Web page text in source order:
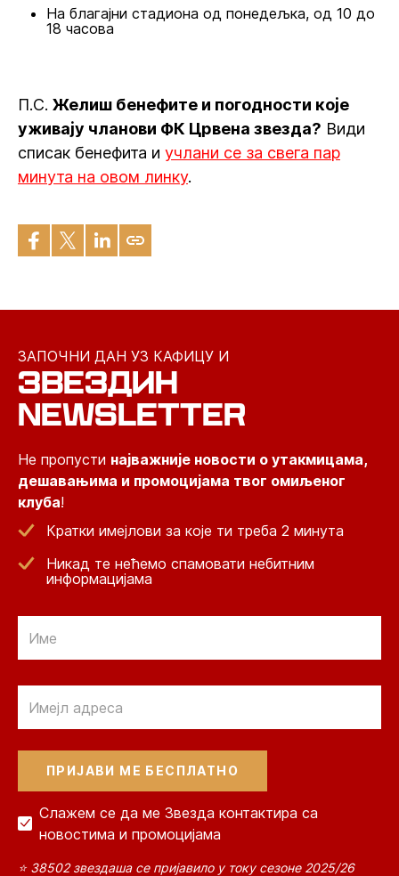
На благајни стадиона од понедељка, од 10 до
18 часова
П.С. Желиш бенефите и погодности које
уживају чланови ФК Црвена звезда? Види
списак бенефита и учлани се за свега пар
минута на овом линку.
ЗАПОЧНИ ДАН УЗ КАФИЦУ И
ЗВЕЗДИН
NEWSLETTER
Не пропусти најважније новости о утакмицама,
дешавањима и промоцијама твог омиљеног
клуба!
Кратки имејлови за које ти треба 2 минута
Никад те нећемо спамовати небитним
информацијама
Слажем се да ме Звезда контактира са
новостима и промоцијама
⭐ 38502 звездаша се пријавило у току сезоне 2025/26